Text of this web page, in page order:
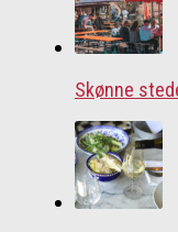
Skønne